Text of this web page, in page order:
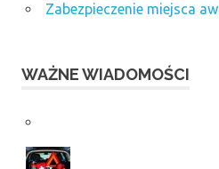
Zabezpieczenie miejsca
WAŻNE WIADOMOŚCI